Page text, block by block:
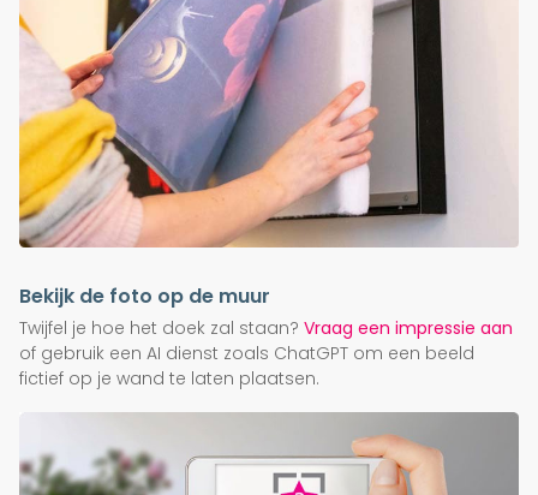
Bekijk de foto op de muur
Twijfel je hoe het doek zal staan? Vraag een impressie aan
of gebruik een AI dienst zoals ChatGPT om een beeld
fictief op je wand te laten plaatsen.